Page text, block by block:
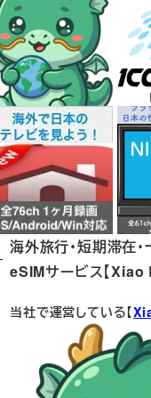
海外旅行・短期滞在
eSIMサービス【Xiao
当社で運営している【